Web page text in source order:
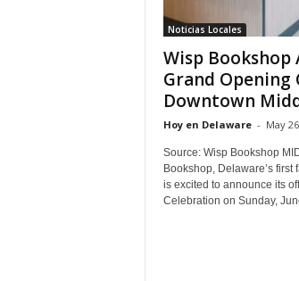
Noticias Locales
Wisp Bookshop
Grand
Downtown
Hoy en Delaware - May
Source: Wisp Bookshop
Bookshop, Delaware’s
is excited to announce its
Celebration on Sunday,